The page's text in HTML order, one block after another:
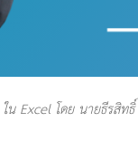
น Excel โดย นายธีรสิท